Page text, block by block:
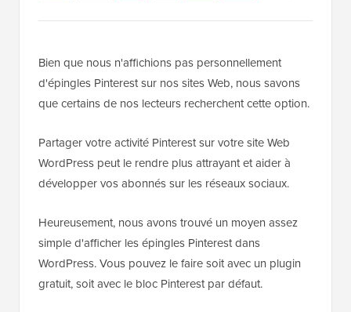
Bien que nous n'affichions pas personnellement
d'épingles Pinterest sur nos sites Web, nous savons
que certains de nos lecteurs recherchent cette option.
Partager votre activité Pinterest sur votre site Web
WordPress peut le rendre plus attrayant et aider à
développer vos abonnés sur les réseaux sociaux.
Heureusement, nous avons trouvé un moyen assez
simple d'afficher les épingles Pinterest dans
WordPress. Vous pouvez le faire soit avec un plugin
gratuit, soit avec le bloc Pinterest par défaut.